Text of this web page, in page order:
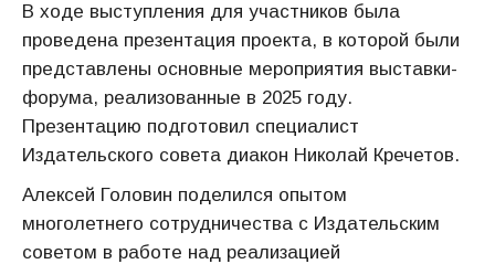
В ходе выступления для участников была
проведена презентация проекта, в которой были
представлены основные мероприятия выставки-
форума, реализованные в 2025 году.
Презентацию подготовил специалист
Издательского совета диакон Николай Кречетов.
Алексей Головин поделился опытом
многолетнего сотрудничества с Издательским
советом в работе над реализацией